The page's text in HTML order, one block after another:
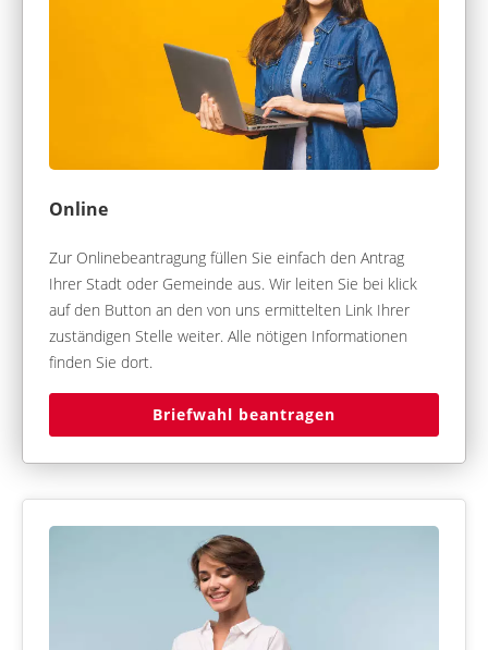
Online
Zur Onlinebeantragung füllen Sie einfach den Antrag
Ihrer Stadt oder Gemeinde aus. Wir leiten Sie bei klick
auf den Button an den von uns ermittelten Link Ihrer
zuständigen Stelle weiter. Alle nötigen Informationen
finden Sie dort.
Briefwahl beantragen